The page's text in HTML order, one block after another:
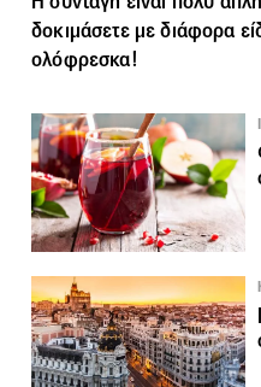
δοκιμάσετε με διάφορα
ολόφρεσκα!